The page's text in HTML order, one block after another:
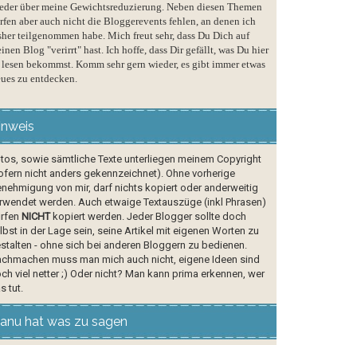
über meine Gewichtsreduzierung. Neben diesen Themen
aber auch nicht die Bloggerevents fehlen, an denen ich
teilgenommen habe. Mich freut sehr, dass Du Dich auf
Blog "verirrt" hast. Ich hoffe, dass Dir gefällt, was Du hier
bekommst. Komm sehr gern wieder, es gibt immer etwas
zu entdecken.
sowie sämtliche Texte unterliegen meinem Copyright
nicht anders gekennzeichnet). Ohne vorherige
von mir, darf nichts kopiert oder anderweitig
werden. Auch etwaige Textauszüge (inkl Phrasen)
NICHTkopiert werden. Jeder Blogger sollte doch
in der Lage sein, seine Artikel mit eigenen Worten zu
- ohne sich bei anderen Bloggern zu bedienen.
muss man mich auch nicht, eigene Ideen sind
viel netter ;) Oder nicht? Man kann prima erkennen, wer
tut.
hat was zu sagen